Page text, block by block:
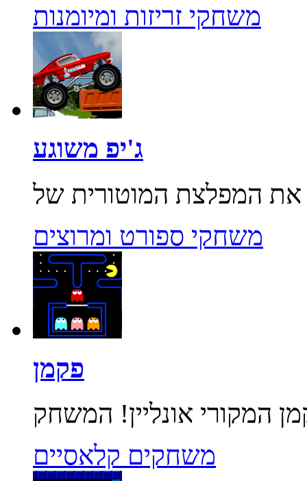
משחקי זריזות ומיומנות
ג'יפ משוגע
משחקי ספורט ומרוצים
פקמן
משחקים קלאסיים